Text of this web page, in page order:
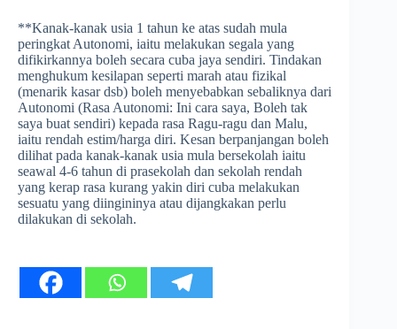
**Kanak-kanak usia 1 tahun ke atas sudah mula
peringkat Autonomi, iaitu melakukan segala yang
difikirkannya boleh secara cuba jaya sendiri. Tindakan
menghukum kesilapan seperti marah atau fizikal
(menarik kasar dsb) boleh menyebabkan sebaliknya dari
Autonomi (Rasa Autonomi: Ini cara saya, Boleh tak
saya buat sendiri) kepada rasa Ragu-ragu dan Malu,
iaitu rendah estim/harga diri. Kesan berpanjangan boleh
dilihat pada kanak-kanak usia mula bersekolah iaitu
seawal 4-6 tahun di prasekolah dan sekolah rendah
yang kerap rasa kurang yakin diri cuba melakukan
sesuatu yang diingininya atau dijangkakan perlu
dilakukan di sekolah.